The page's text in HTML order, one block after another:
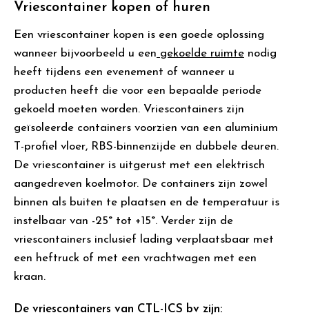
Vriescontainer kopen of huren
Een vriescontainer kopen is een goede oplossing
wanneer bijvoorbeeld u een gekoelde ruimte nodig
heeft tijdens een evenement of wanneer u
producten heeft die voor een bepaalde periode
gekoeld moeten worden. Vriescontainers zijn
geïsoleerde containers voorzien van een aluminium
T-profiel vloer, RBS-binnenzijde en dubbele deuren.
De vriescontainer is uitgerust met een elektrisch
aangedreven koelmotor. De containers zijn zowel
binnen als buiten te plaatsen en de temperatuur is
instelbaar van -25° tot +15°. Verder zijn de
vriescontainers inclusief lading verplaatsbaar met
een heftruck of met een vrachtwagen met een
kraan.
De vriescontainers van CTL-ICS bv zijn: